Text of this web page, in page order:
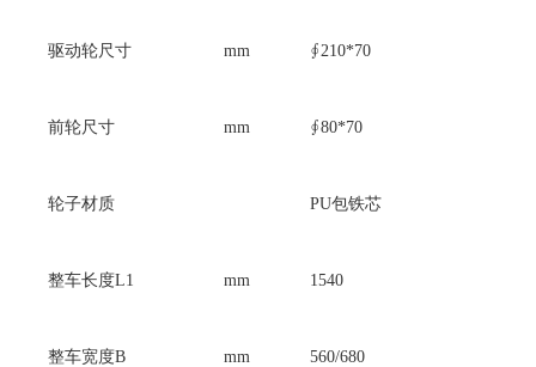
驱动轮尺寸 mm ∮210*70
前轮尺寸 mm ∮80*70
轮子材质 PU包铁芯
整车长度L1 mm 1540
整车宽度B mm 560/680